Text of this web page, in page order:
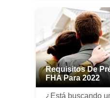
estructurales
sostenible. La lis...
Requisitos De
FHA Para 2022
¿Está buscando